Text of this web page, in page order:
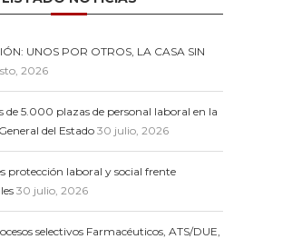
UNOS POR OTROS, LA CASA SIN
2026
de 5.000 plazas de personal laboral en la
del Estado30 julio, 2026
protección laboral y social frente
30 julio, 2026
selectivos Farmacéuticos, ATS/DUE,